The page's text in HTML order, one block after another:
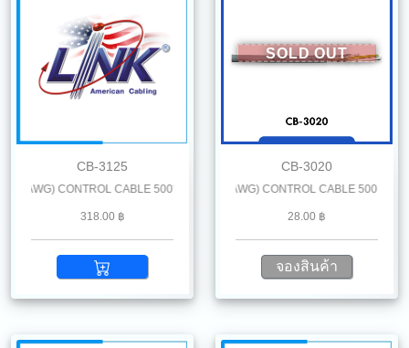
CB-3125
CONTROL CABLE 500* M. /Reel
318.00 ฿
CB-3020
LiYCY 2 x 0.25 mm2 (24 AWG) CONTROL CABLE 500 M. /Reel
28.00 ฿
SOLD OUT
จองสินค้า